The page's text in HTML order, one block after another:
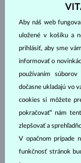
DIAMANT LAB
MODRÝ
DIAMANT ČIERNY
DIAMANT MODRÝ
RUBÍN
AKVAMARÍN
AMETYST ZELENÝ
GRANÁT
Aby náš web
uložené v košíku a
prihlásiť, aby sme
informovať o
používaním
dočasne ukladajú vo
cookies si môžete
pokračovať“ nám
zlepšovať a
V opačnom prípade
funkčnosť stránok